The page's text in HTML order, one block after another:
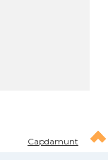
Capdamunt